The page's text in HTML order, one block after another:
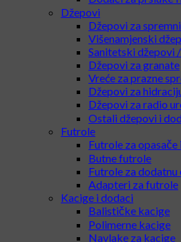
Džepovi
Džepovi za
Višenamjenski
Sanitetski džepovi
Džepovi za granate
Vreće za prazne
Džepovi za
Džepovi za radio
Ostali džepovi i
Futrole
Futrole za opasače
Butne futrole
Futrole za dodatnu
Adapteri za futrole
Kacige i dodaci
Balističke kacige
Polimerne kacige
Navlake za kacige